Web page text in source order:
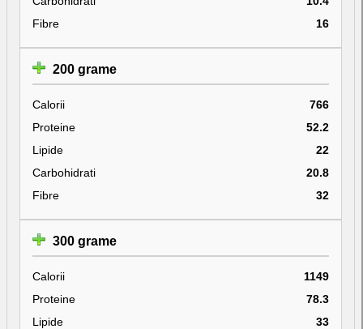
Fibre
16
200 grame
Calorii
766
Proteine
52.2
Lipide
22
Carbohidrati
20.8
Fibre
32
300 grame
Calorii
1149
Proteine
78.3
Lipide
33